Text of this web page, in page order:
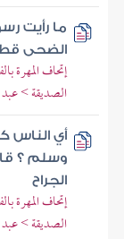
ما رأيت
الضحى
إتحاف المهرة
الصديقة > عبد
أي الناس
وسلم ؟
الجراح
إتحاف المهرة
الصديقة > عبد